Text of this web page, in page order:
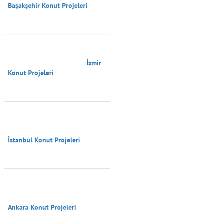
Başakşehir Konut Projeleri
Konut Projeleri
İstanbul Konut Projeleri
Ankara Konut Projeleri